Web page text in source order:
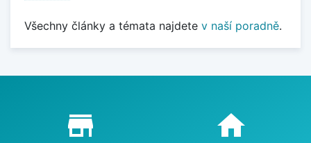
Všechny články a témata najdete v naší poradně.
Proč nakupovat u nás?
store_mall_directory home